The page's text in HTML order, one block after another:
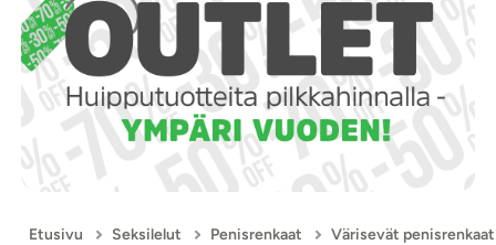
Etusivu Seksilelut Penisrenkaat Värisevät penisrenkaat